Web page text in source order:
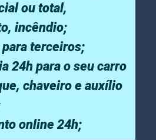
ou total,
incêndio;
terceiros;
24h para o seu carro
chaveiro e auxílio
online 24h;